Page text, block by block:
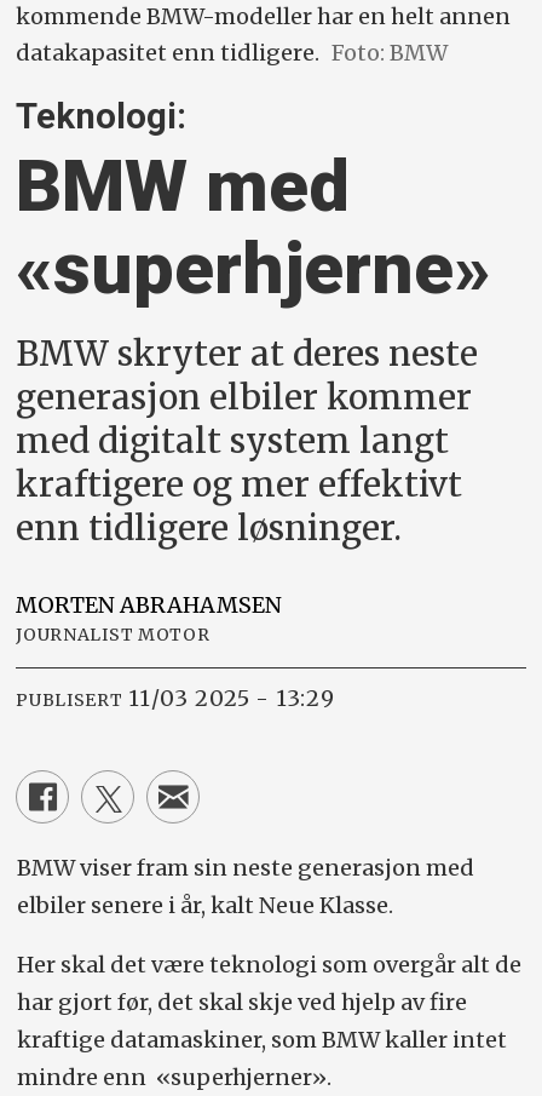
kommende BMW-modeller har en helt annen
datakapasitet enn tidligere. Foto: BMW
Teknologi:
BMW med
«super­hjerne»
BMW skryter at deres neste
generasjon elbiler kommer
med digitalt system langt
kraftigere og mer effektivt
enn tidligere løsninger.
MORTEN ABRAHAMSEN
JOURNALIST MOTOR
PUBLISERT 11/03 2025 - 13:29
BMW viser fram sin neste generasjon med
elbiler senere i år, kalt Neue Klasse.
Her skal det være teknologi som overgår alt de
har gjort før, det skal skje ved hjelp av fire
kraftige datamaskiner, som BMW kaller intet
mindre enn «superhjerner».